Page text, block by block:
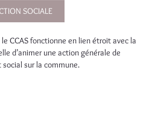
SOCIALE
CCAS fonctionne en lien étroit avec la
d’animer une action générale de
sur la commune.